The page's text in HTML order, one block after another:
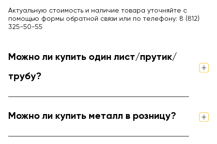
Актуальную стоимость и наличие товара уточняйте с
помощью формы обратной связи или по телефону: 8 (812)
325-50-55
Можно ли купить один лист/прутик/
трубу?
Можно ли купить металл в розницу?